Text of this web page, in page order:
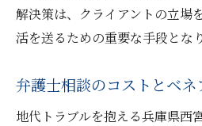
解決策は、クライアントの立場
活を送るための重要な手段となり
弁護士相談のコストとベネ
地代トラブルを抱える兵庫県西